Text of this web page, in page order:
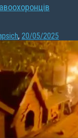
, 20/05/2025